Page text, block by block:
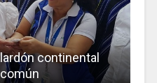
continental